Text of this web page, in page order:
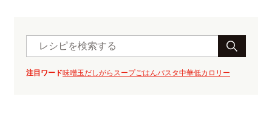
注目ワード味噌玉だしがら スープごはんパスタ中華低カロリー